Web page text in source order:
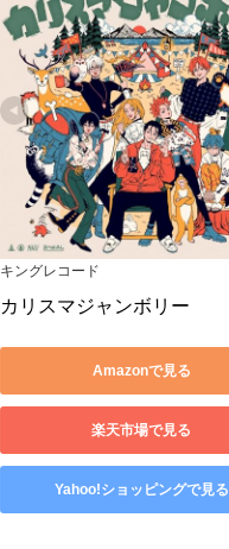
キングレコード
カリスマジャンボリー
Amazonで見る
楽天市場で見る
Yahoo!ショッピングで見る